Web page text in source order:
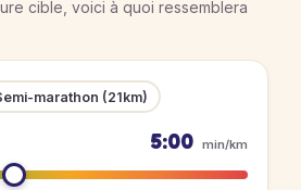
cible, voici à quoi ressemblera
marathon (21km)
5:00 min/km